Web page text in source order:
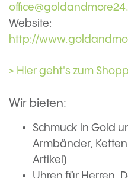
Website:
http://
> Hier geht's zum
Wir bieten:
Schmuck in Gold
Armbänder,
Artikel)